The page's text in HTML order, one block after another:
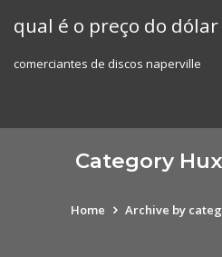
qual é o preço do
comerciantes de discos naperville
Category
Home Archive by